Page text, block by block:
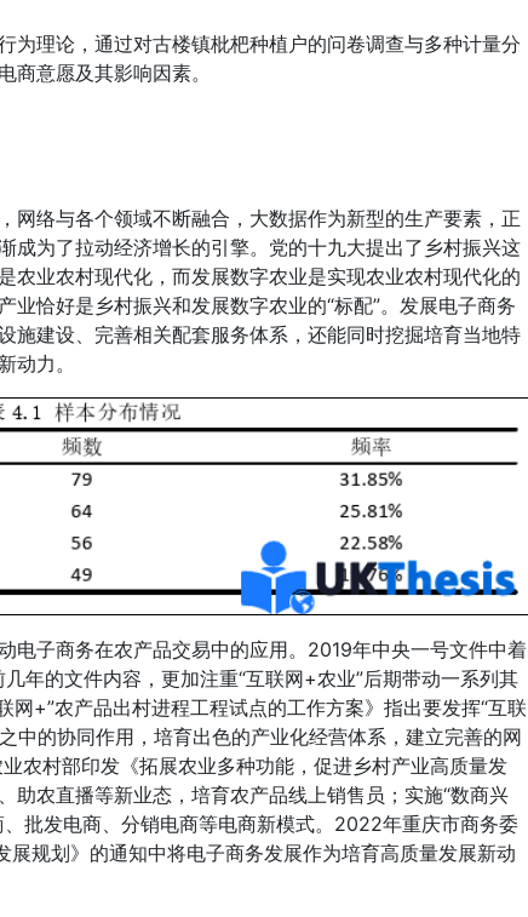
为理论，通过对古楼镇枇杷种植户的问卷调查与多种计量分
商意愿及其影响因素。
网络与各个领域不断融合，大数据作为新型的生产要素，正
成为了拉动经济增长的引擎。党的十九大提出了乡村振兴这
农业农村现代化，而发展数字农业是实现农业农村现代化的
业恰好是乡村振兴和发展数字农业的“标配”。发展电子商务
施建设、完善相关配套服务体系，还能同时挖掘培育当地特
动力。
电子商务在农产品交易中的应用。2019年中央一号文件中着
年的文件内容，更加注重“互联网+农业”后期带动一系列其
+”农产品出村进程工程试点的工作方案》指出要发挥“互联
中的协同作用，培育出色的产业化经营体系，建立完善的网
农村部印发《拓展农业多种功能，促进乡村产业高质量发
助农直播等新业态，培育农产品线上销售员；实施“数商兴
批发电商、分销电商等电商新模式。2022年重庆市商务委
展规划》的通知中将电子商务发展作为培育高质量发展新动